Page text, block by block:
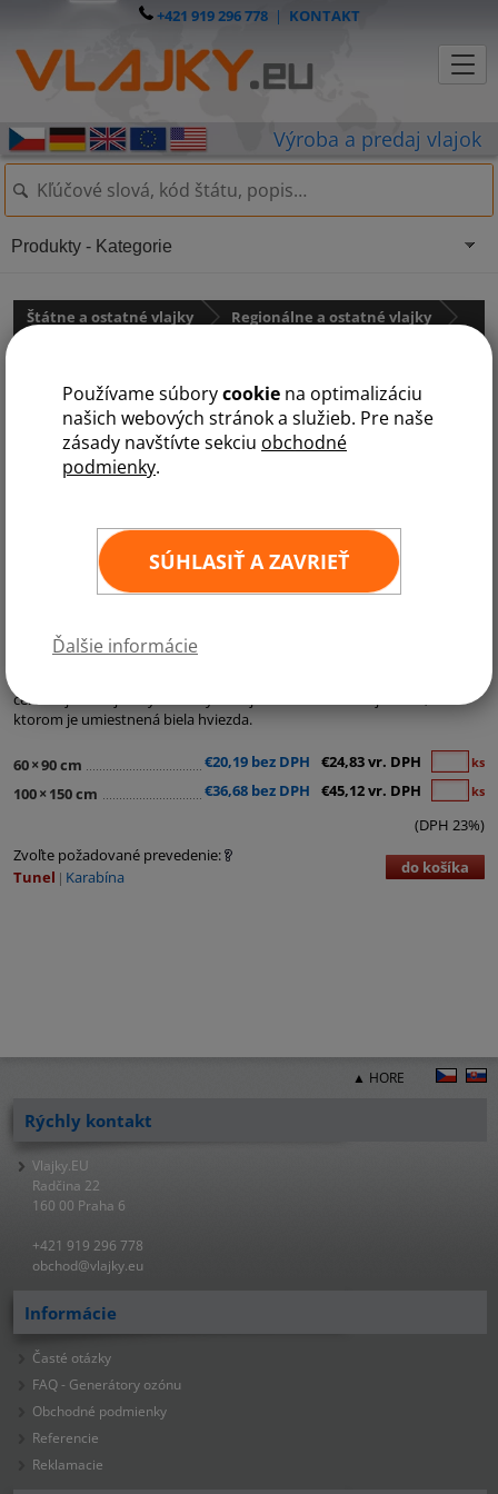
Používame súborycookie na optimalizáciu
našich webových stránok a služieb. Pre naše
zásady navštívte sekciu obchodné
podmienky.
SÚHLASIŤ A ZAVRIEŤ
Ďalšie informácie
+421 919 296 778| KONTAKT
Štátne a ostatné vlajky
Regionálne a ostatné vlajky
Vlajka Portoriko
Kategórie:
červenej a bielej farby s modrým trojuholníkom na ľavej strane, v
ktorom je umiestnená biela hviezda.
60×90 cm €20,19 bez DPH €24,83 vr. DPH ks
100× 150 cm €36,68 bez DPH €45,12 vr. DPH ks
(DPH 23%)
Zvoľte požadované prevedenie:
Tunel
Karabína do košíka
Produkty - Kategorie
▲ HORE
Rýchly kontakt
Vlajky.EU
Radčina 22
160 00 Praha 6
+421 919 296 778
obchod@vlajky.eu
Informácie
Časté otázky
FAQ - Generátory ozónu
Obchodné podmienky
Referencie
Reklamacie